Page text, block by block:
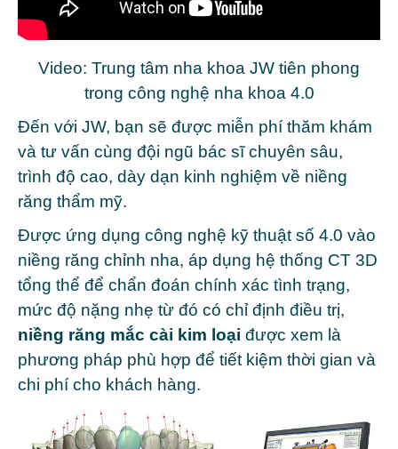
Video: Trung tâm nha khoa JW tiên phong
trong công nghệ nha khoa 4.0
Đến với JW, bạn sẽ được miễn phí thăm khám
và tư vấn cùng đội ngũ bác sĩ chuyên sâu,
trình độ cao, dày dạn kinh nghiệm về niềng
răng thẩm mỹ.
Được ứng dụng công nghệ kỹ thuật số 4.0 vào
niềng răng chỉnh nha, áp dụng hệ thống CT 3D
tổng thể để chẩn đoán chính xác tình trạng,
mức độ nặng nhẹ từ đó có chỉ định điều trị,
niềng răng mắc cài kim loại được xem là
phương pháp phù hợp để tiết kiệm thời gian và
chi phí cho khách hàng.